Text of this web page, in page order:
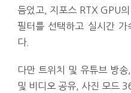
듬었고, 지포스 RTX GPU
필터를 선택하고 실시간
다.
다만 트위치 및 유튜브 방
및 비디오 공유, 사진 모드